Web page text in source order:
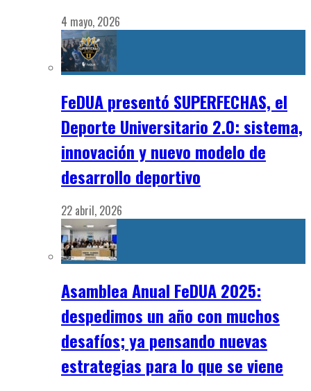
4 mayo, 2026
FeDUA presentó SUPERFECHAS, el
Deporte Universitario 2.0: sistema,
innovación y nuevo modelo de
desarrollo deportivo
22 abril, 2026
Asamblea Anual FeDUA 2025:
despedimos un año con muchos
desafíos; ya pensando nuevas
estrategias para lo que se viene